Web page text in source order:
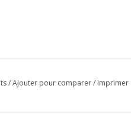
/Ajouter pour comparer/ Imprimer